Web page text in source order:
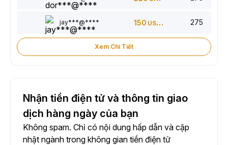
jay***@**** 150 USDT 275
Xem Chi Tiết
Nhận tiền điện tử và thông tin giao
dịch hàng ngày của bạn
Không spam. Chỉ có nội dung hấp dẫn và cập
nhật ngành trong không gian tiền điện tử